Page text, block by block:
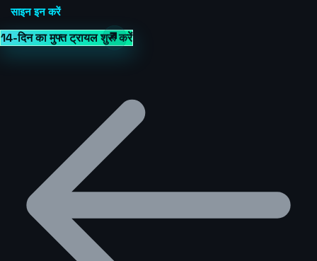
साइन इन करें
14-दिन का मुफ्त ट्रायल शुरू करें